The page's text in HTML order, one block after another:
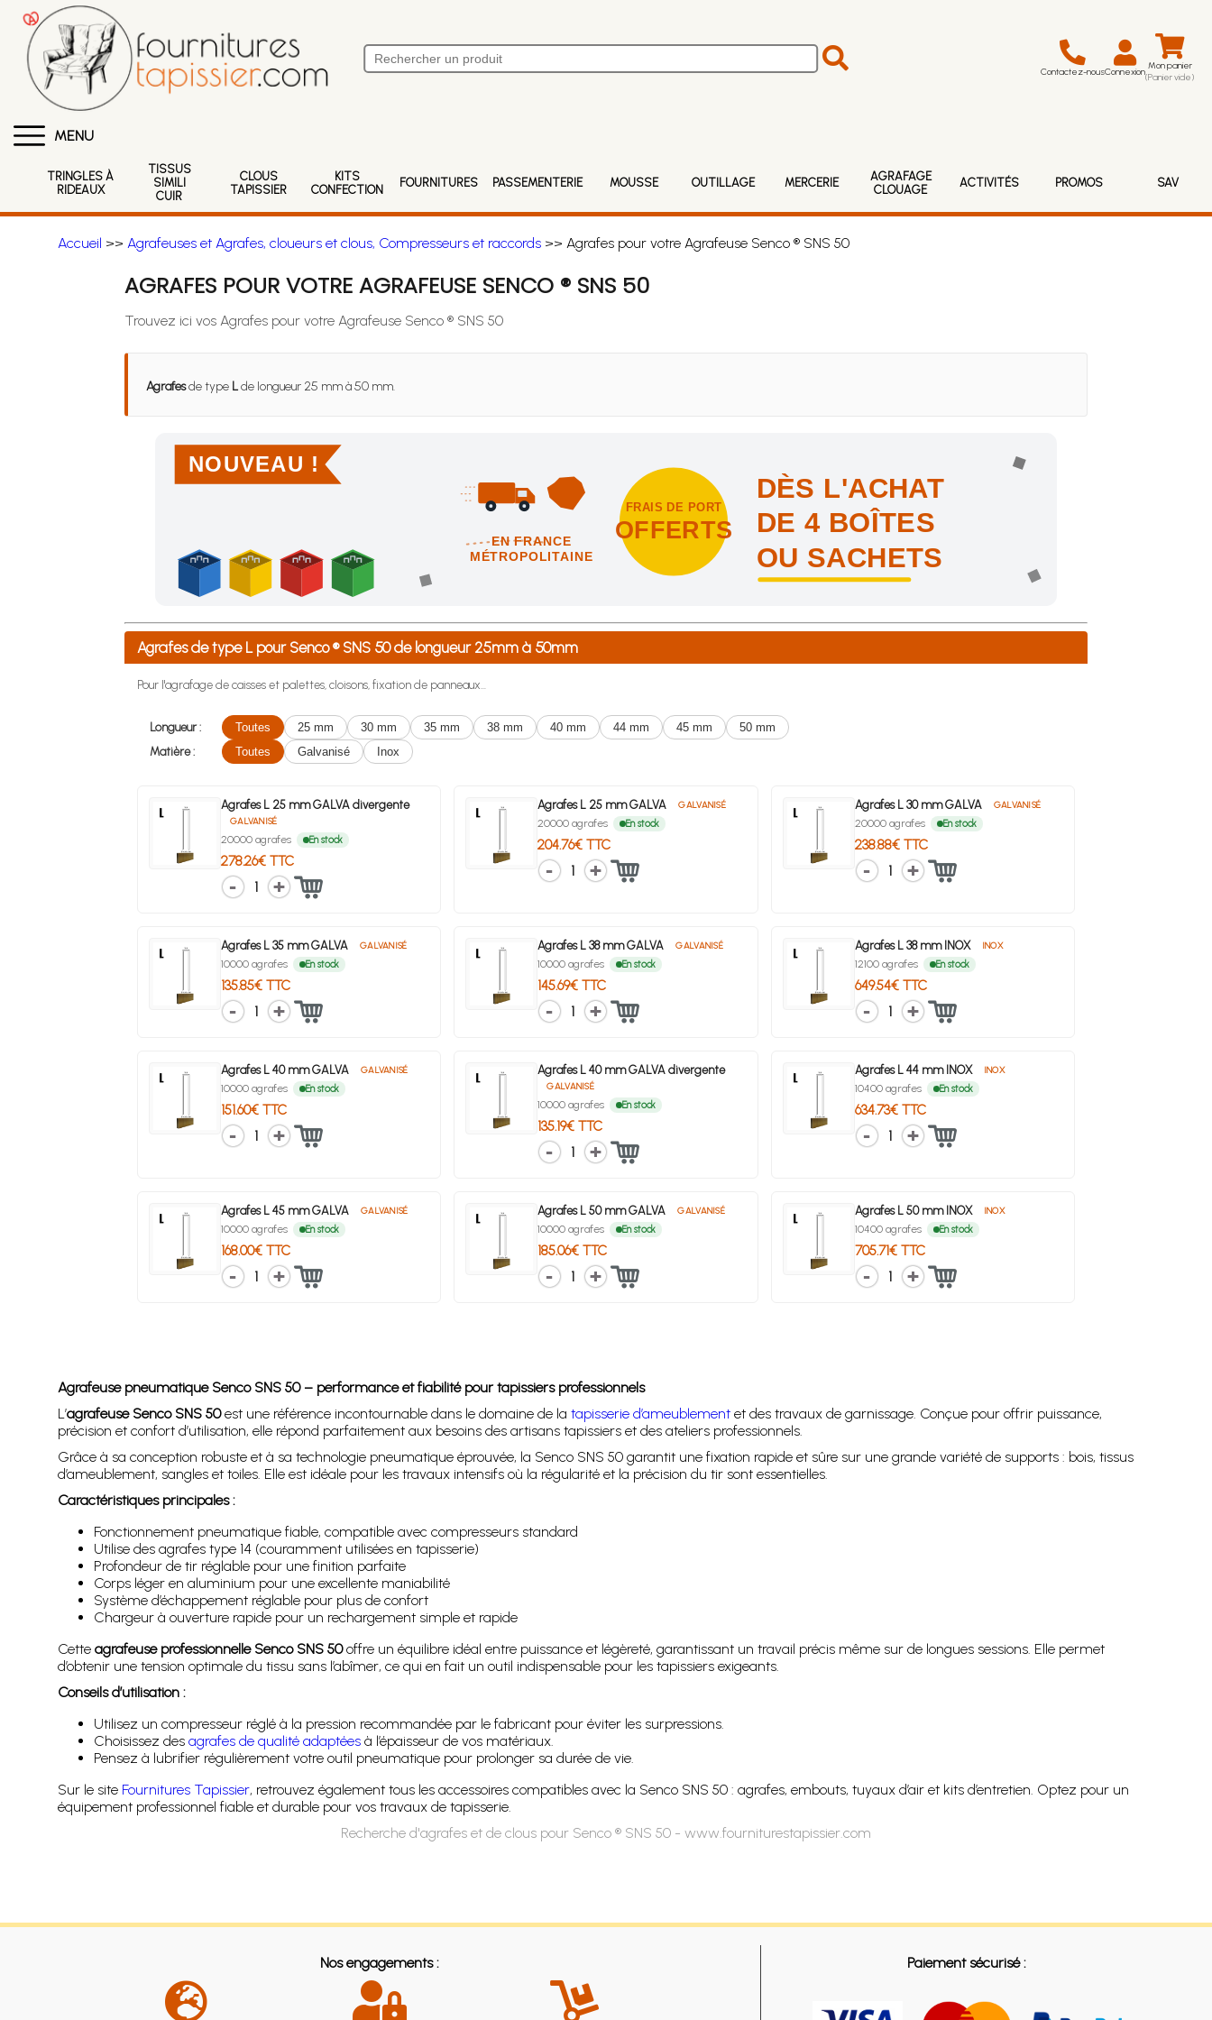
Contactez-nousConnexion Mon panier
(Panier vide)
MENU
TRINGLES À
RIDEAUX
TISSUS
SIMILI
CUIR
CLOUS
TAPISSIER
KITS
CONFECTION
FOURNITURES PASSEMENTERIE MOUSSE OUTILLAGE MERCERIE
AGRAFAGE
CLOUAGE
ACTIVITÉS PROMOS SAV
Accueil >> Agrafeuses et Agrafes, cloueurs et clous, Compresseurs et raccords>> Agrafes pour votre Agrafeuse Senco ® SNS 50
AGRAFES POUR VOTRE AGRAFEUSE SENCO ® SNS 50
Trouvez ici vos Agrafes pour votre Agrafeuse Senco ® SNS 50
Agrafesde type Lde longueur 25 mm à 50 mm.
NOUVEAU !
EN FRANCE
MÉTROPOLITAINE
FRAIS DE PORT
OFFERTS
DÈS L'ACHAT
DE 4 BOÎTES
OU SACHETS
Achetez 4 sachets ou boîtes d'agrafes ou de pointes et nous vous offrons les frais de port en France métropolitaine !
Agrafes de type L pour Senco ® SNS 50 de longueur 25mm à 50mm
Pour l'agrafage de caisses et palettes, cloisons, fixation de panneaux...
Longueur : Toutes 25 mm 30 mm 35 mm 38 mm 40 mm 44 mm 45 mm
50 mm
Matière :
Toutes Galvanisé Inox
Agrafes L 25 mm GALVA divergente
GALVANISÉ
20000 agrafes En stock
278.26€ TTC
1
Agrafes L 25 mm GALVA GALVANISÉ
20000 agrafes En stock
204.76€ TTC
1
Agrafes L 30 mm GALVA GALVANISÉ
20000 agrafes En stock
238.88€ TTC
1
Agrafes L 35 mm GALVA GALVANISÉ
10000 agrafes En stock
135.85€ TTC
1
Agrafes L 38 mm GALVA GALVANISÉ
10000 agrafes En stock
145.69€ TTC
1
Agrafes L 38 mm INOX INOX
12100 agrafes En stock
649.54€ TTC
1
Agrafes L 40 mm GALVA GALVANISÉ
10000 agrafes En stock
151.60€ TTC
1
Agrafes L 40 mm GALVA divergente
GALVANISÉ
10000 agrafes En stock
135.19€ TTC
1
Agrafes L 44 mm INOX INOX
10400 agrafes En stock
634.73€ TTC
1
Agrafes L 45 mm GALVA GALVANISÉ
10000 agrafes En stock
168.00€ TTC
1
Agrafes L 50 mm GALVA GALVANISÉ
10000 agrafes En stock
185.06€ TTC
1
Agrafes L 50 mm INOX INOX
10400 agrafes En stock
705.71€ TTC
1
Agrafeuse pneumatique Senco SNS 50 – performance et fiabilité pour tapissiers professionnels
L’agrafeuse Senco SNS 50est une référence incontournable dans le domaine de la tapisserie d’ameublementet des travaux de garnissage. Conçue pour offrir puissance,
précision et confort d’utilisation, elle répond parfaitement aux besoins des artisans tapissiers et des ateliers professionnels.
Grâce à sa conception robuste et à sa technologie pneumatique éprouvée, la Senco SNS 50 garantit une fixation rapide et sûre sur une grande variété de supports : bois, tissus
d’ameublement, sangles et toiles. Elle est idéale pour les travaux intensifs où la régularité et la précision du tir sont essentielles.
Caractéristiques principales :
Fonctionnement pneumatique fiable, compatible avec compresseurs standard
Utilise des agrafes type 14 (couramment utilisées en tapisserie)
Profondeur de tir réglable pour une finition parfaite
Corps léger en aluminium pour une excellente maniabilité
Système d’échappement réglable pour plus de confort
Chargeur à ouverture rapide pour un rechargement simple et rapide
Cette agrafeuse professionnelle Senco SNS 50offre un équilibre idéal entre puissance et légèreté, garantissant un travail précis même sur de longues sessions. Elle permet
d’obtenir une tension optimale du tissu sans l’abîmer, ce qui en fait un outil indispensable pour les tapissiers exigeants.
Conseils d’utilisation :
Utilisez un compresseur réglé à la pression recommandée par le fabricant pour éviter les surpressions.
Choisissez des agrafes de qualité adaptéesà l’épaisseur de vos matériaux.
Pensez à lubrifier régulièrement votre outil pneumatique pour prolonger sa durée de vie.
Sur le site Fournitures Tapissier, retrouvez également tous les accessoires compatibles avec la Senco SNS 50 : agrafes, embouts, tuyaux d’air et kits d’entretien. Optez pour un
équipement professionnel fiable et durable pour vos travaux de tapisserie.
Recherche d'agrafes et de clous pour Senco ® SNS 50 - www.fourniturestapissier.com
Nos engagements : Paiement sécurisé :